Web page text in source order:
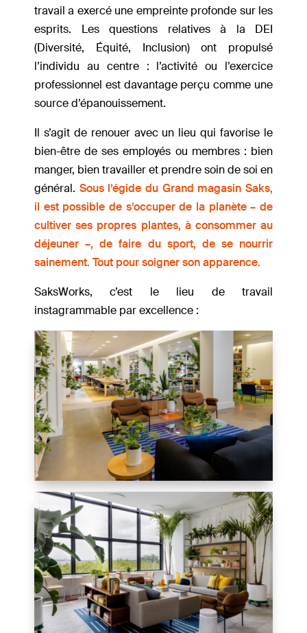
travail a exercé une empreinte profonde sur les
esprits. Les questions relatives à la DEI
(Diversité, Équité, Inclusion) ont propulsé
l’individu au centre : l’activité ou l’exercice
professionnel est davantage perçu comme une
source d’épanouissement.
Il s’agit de renouer avec un lieu qui favorise le
bien-être de ses employés ou membres : bien
manger, bien travailler et prendre soin de soi en
général. Sous l’égide du Grand magasin Saks,
il est possible de s’occuper de la planète – de
cultiver ses propres plantes, à consommer au
déjeuner –, de faire du sport, de se nourrir
sainement. Tout pour soigner son apparence.
SaksWorks, c’est le lieu de travail
instagrammable par excellence :